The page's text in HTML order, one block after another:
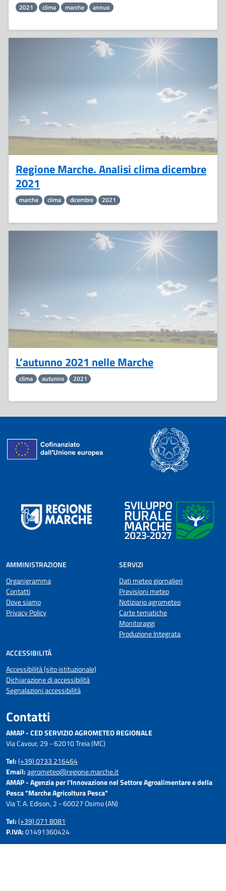
2021 clima marche annuo
Regione Marche. Analisi clima dicembre
2021
marche clima dicembre 2021
L’autunno 2021 nelle Marche
clima autunno 2021
AMMINISTRAZIONE
Organigramma
Contatti
Dove siamo
Privacy Policy
SERVIZI
Dati meteo giornalieri
Previsioni meteo
Notiziario agrometeo
Carte tematiche
Monitoraggi
Produzione Integrata
ACCESSIBILITÀ
Accessibilità (sito istituzionale)
Dichiarazione di accessibilità
Segnalazioni accessibilità
Contatti
AMAP - CED SERVIZIO AGROMETEO REGIONALE
Via Cavour, 29 - 62010 Treia (MC)
Tel:(+39) 0733 216464
Email:agrometeo@regione.marche.it
AMAP - Agenzia per l'Innovazione nel Settore Agroalimentare e della
Pesca "Marche Agricoltura Pesca"
Via T. A. Edison, 2 - 60027 Osimo (AN)
Tel:(+39) 071 8081
P.IVA:01491360424